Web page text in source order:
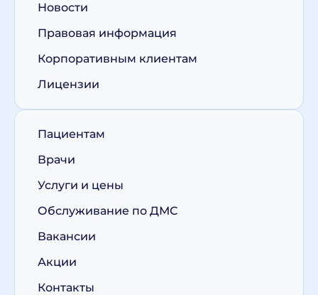
Новости
Правовая информация
Корпоративным клиентам
Лицензии
Пациентам
Врачи
Услуги и цены
Обслуживание по ДМС
Вакансии
Акции
Контакты